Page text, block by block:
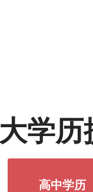
学历
高中学历